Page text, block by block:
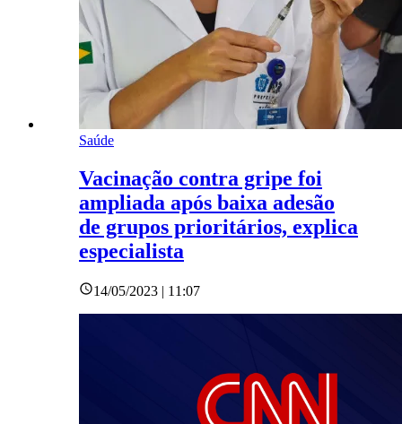
Saúde
Vacinação contra gripe foi
ampliada após baixa adesão
de grupos prioritários, explica
especialista
14/05/2023 | 11:07